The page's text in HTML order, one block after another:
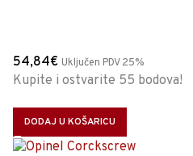
54,84€ Uključen PDV 25%
Kupite i ostvarite 55 bodova!
DODAJ U KOŠARICU